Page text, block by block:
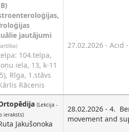
jautājumi
104.telpa,
iela, 13, k-11
Rīga, 1.stāvs
Rācenis
27.02.2026 - Acid
(Lekcija -
ieraksts)
Jakušonoka
28.02.2026 - 4.
movement and